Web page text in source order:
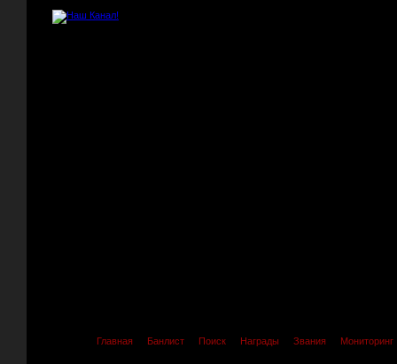
Главная Банлист Поиск Награды Звания Мониторинг